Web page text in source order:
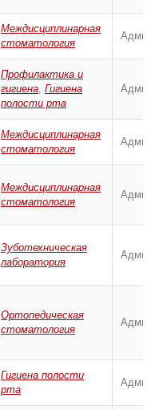
Междисциплинарная
стоматология
Профилактика и
гигиена, Гигиена
полости рта
Междисциплинарная
стоматология
Междисциплинарная
стоматология
Зуботехническая
лаборатория
Ортопедическая
стоматология
Гигиена полости
рта